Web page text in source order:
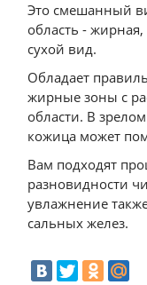
Это смешанный
область -
сухой вид.
Обладает
жирные зоны с
области. В
кожица может
Вам подходят
разновидности
увлажнение
сальных желез.